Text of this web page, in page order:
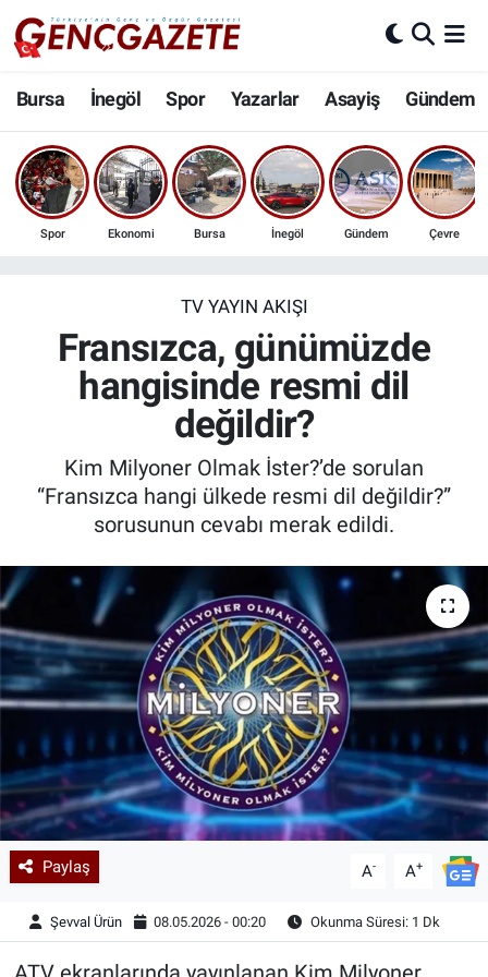
Bursa İnegöl Spor Yazarlar Asayiş Gündem
Spor Ekonomi Bursa İnegöl Gündem Çevre
TV YAYIN AKIŞI
Fransızca, günümüzde
hangisinde resmi dil
değildir?
Kim Milyoner Olmak İster?’de sorulan
“Fransızca hangi ülkede resmi dil değildir?”
sorusunun cevabı merak edildi.
Paylaş A- A+
Şevval Ürün 08.05.2026 - 00:20 Okunma Süresi: 1 Dk
Bursa
İnegöl
3.SAYFA
Ekonomi
İnanç
Kadın & Aile
Kültür & Sanat
Sağlık
Siyaset
Teknoloji
Yazarlar
Astroloji-Rüya
Nöbetçi Eczaneler
Hava Durumu
Trafik Durumu
Tüm Manşetler
Son Dakika Haberleri